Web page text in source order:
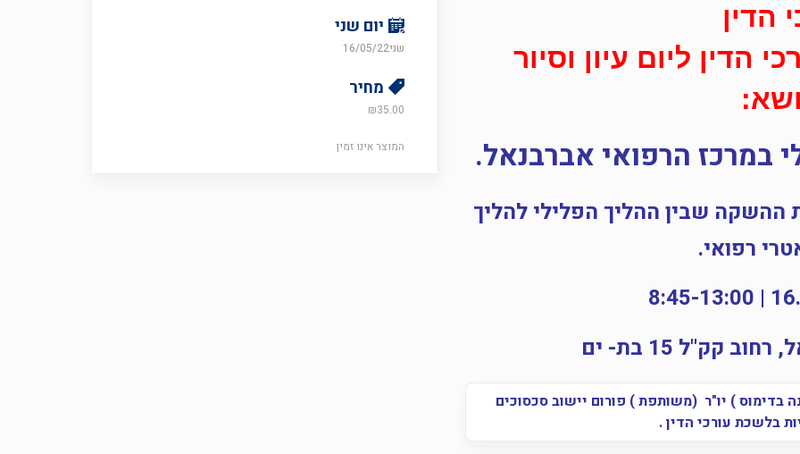
הדין
הדין ליום עיון וסיור
במרכז הרפואי אברבנאל.
ההשקה שבין ההליך הפלילי להליך
רפואי.
קק"ל 15 בת- ים
בדימוס ) יו"ר (משותפת ) פורום יישוב סכסוכים
בלשכת עורכי הדין .
יום שני
שני16/05/22
מחיר
₪35.00
המוצר אינו זמין